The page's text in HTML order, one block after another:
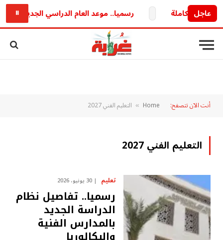
عاجل رسميا.. موعد العام الدراسي الجديد 2026/2027 وخريطة الدراسة والامتحانات كاملة ⏸
أنت الآن تتصفح: Home
» التعليم الفني 2027
التعليم الفني 2027
تعليم 30 يونيو، 2026
رسميا.. تفاصيل نظام
الدراسة الجديد
بالمدارس الفنية